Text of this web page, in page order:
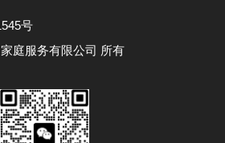
号
庭服务有限公司 所有